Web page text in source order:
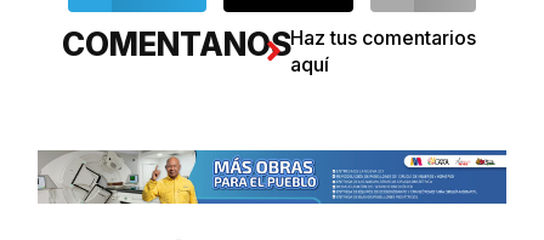
COMENTANOSHaz tus comentarios
aquí